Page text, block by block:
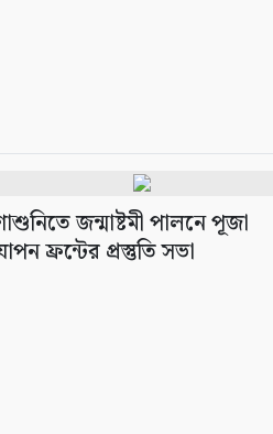
জন্মাষ্টমী পালনে পূজা
ফ্রন্টের প্রস্তুতি সভা